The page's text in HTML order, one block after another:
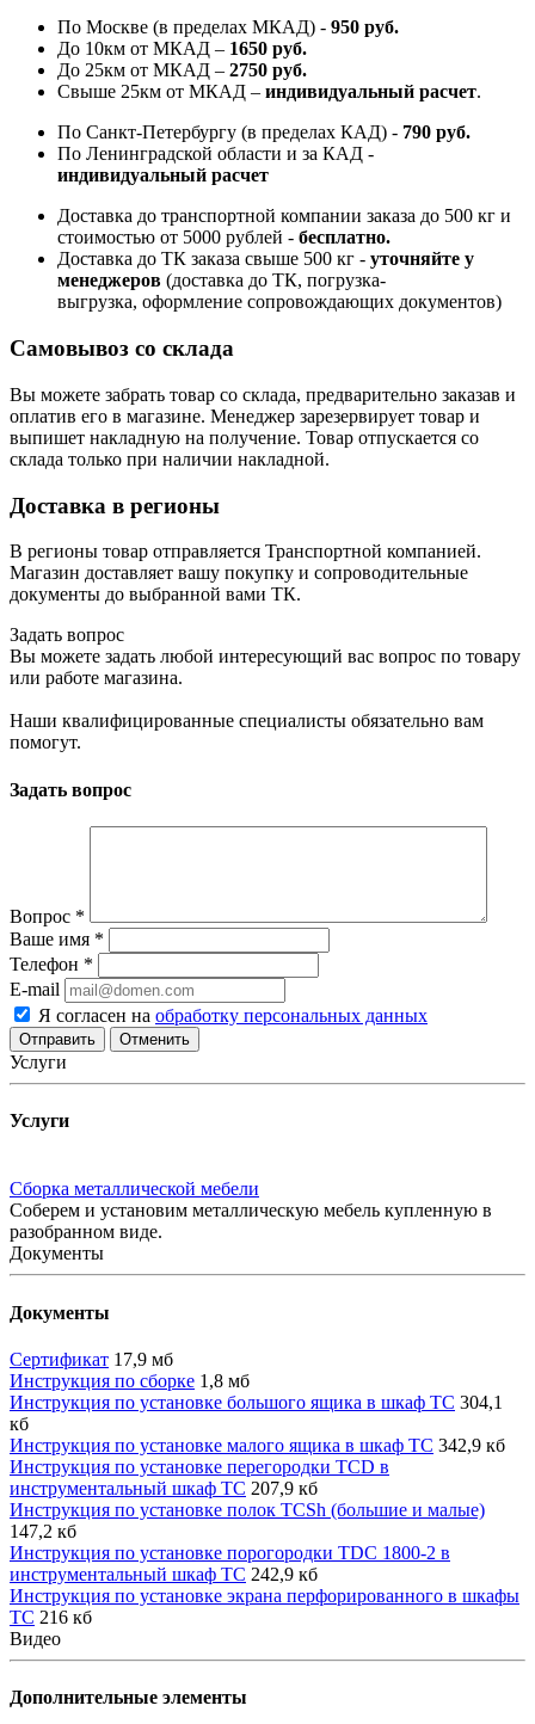
По Москве (в пределах МКАД) - 950 руб.
До 10км от МКАД – 1650 руб.
До 25км от МКАД – 2750 руб.
Свыше 25км от МКАД – индивидуальный расчет.
По Санкт-Петербургу (в пределах КАД) - 790 руб.
По Ленинградской области и за КАД -
индивидуальный расчет
Доставка до транспортной компании заказа до 500 кг и
стоимостью от 5000 рублей - бесплатно.
Доставка до ТК заказа свыше 500 кг - уточняйте у
менеджеров (доставка до ТК, погрузка-
выгрузка, оформление сопровождающих документов)
Самовывоз со склада
Вы можете забрать товар со склада, предварительно заказав и
оплатив его в магазине. Менеджер зарезервирует товар и
выпишет накладную на получение. Товар отпускается со
склада только при наличии накладной.
Доставка в регионы
В регионы товар отправляется Транспортной компанией.
Магазин доставляет вашу покупку и сопроводительные
документы до выбранной вами ТК.
Задать вопрос
Вы можете задать любой интересующий вас вопрос по товару
или работе магазина.
Наши квалифицированные специалисты обязательно вам
помогут.
Задать вопрос
Вопрос *
Ваше имя *
Телефон *
E-mail
Я согласен на обработку персональных данных
Отменить
Услуги
Услуги
Сборка металлической мебели
Соберем и установим металлическую мебель купленную в
разобранном виде.
Документы
Документы
Сертификат 17,9 мб
Инструкция по сборке 1,8 мб
Инструкция по установке большого ящика в шкаф ТС 304,1
кб
Инструкция по установке малого ящика в шкаф ТС 342,9 кб
Инструкция по установке перегородки TCD в
инструментальный шкаф TC 207,9 кб
Инструкция по установке полок TCSh (большие и малые)
147,2 кб
Инструкция по установке порогородки TDC 1800-2 в
инструментальный шкаф ТС 242,9 кб
Инструкция по установке экрана перфорированного в шкафы
TC 216 кб
Видео
Дополнительные элементы